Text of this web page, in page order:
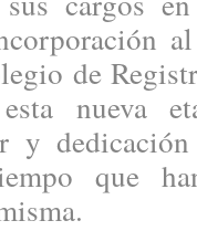
de
nueva
y
que